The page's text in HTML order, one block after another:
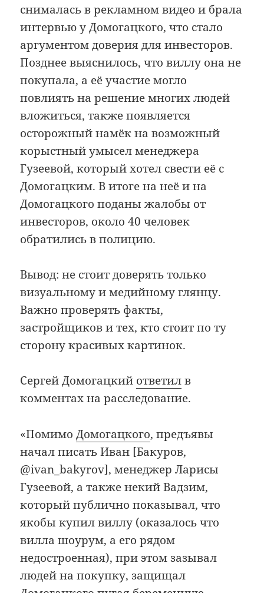
снималась в рекламном видео и брала
интервью у Домогацкого, что стало
аргументом доверия для инвесторов.
Позднее выяснилось, что виллу она не
покупала, а её участие могло
повлиять на решение многих людей
вложиться, также появляется
осторожный намёк на возможный
корыстный умысел менеджера
Гузеевой, который хотел свести её с
Домогацким. В итоге на неё и на
Домогацкого поданы жалобы от
инвесторов, около 40 человек
обратились в полицию.
Вывод: не стоит доверять только
визуальному и медийному глянцу.
Важно проверять факты,
застройщиков и тех, кто стоит по ту
сторону красивых картинок.
Сергей Домогацкий ответилв
комментах на расследование.
«ПомимоДомогацкого, предъявы
начал писать Иван [Бакуров,
@ivan_bakyrov], менеджер Ларисы
Гузеевой, а также некий Вадзим,
который публично показывал, что
якобы купил виллу (оказалось что
вилла шоурум, а его рядом
недостроенная), при этом зазывал
людей на покупку, защищал